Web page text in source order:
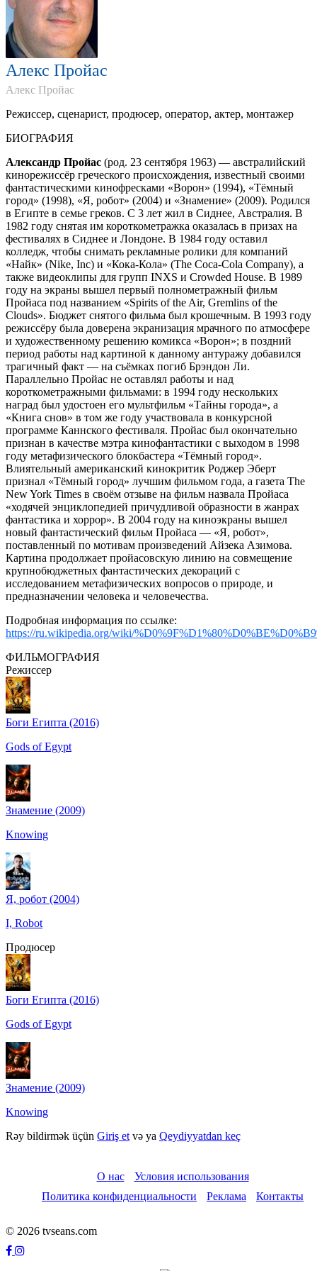
Алекс Пройас
Алекс Пройас
Режиссер, сценарист, продюсер, оператор, актер, монтажер
БИОГРАФИЯ
Александр Пройас (род. 23 сентября 1963) — австралийский
кинорежиссёр греческого происхождения, известный своими
фантастическими кинофресками «Ворон» (1994), «Тёмный
город» (1998), «Я, робот» (2004) и «Знамение» (2009). Родился
в Египте в семье греков. С 3 лет жил в Сиднее, Австралия. В
1982 году снятая им короткометражка оказалась в призах на
фестивалях в Сиднее и Лондоне. В 1984 году оставил
колледж, чтобы снимать рекламные ролики для компаний
«Найк» (Nike, Inc) и «Кока-Кола» (The Coca-Cola Company), а
также видеоклипы для групп INXS и Crowded House. В 1989
году на экраны вышел первый полнометражный фильм
Пройаса под названием «Spirits of the Air, Gremlins of the
Clouds». Бюджет снятого фильма был крошечным. В 1993 году
режиссёру была доверена экранизация мрачного по атмосфере
и художественному решению комикса «Ворон»; в поздний
период работы над картиной к данному антуражу добавился
трагичный факт — на съёмках погиб Брэндон Ли.
Параллельно Пройас не оставлял работы и над
короткометражными фильмами: в 1994 году нескольких
наград был удостоен его мультфильм «Тайны города», а
«Книга снов» в том же году участвовала в конкурсной
программе Каннского фестиваля. Пройас был окончательно
признан в качестве мэтра кинофантастики с выходом в 1998
году метафизического блокбастера «Тёмный город».
Влиятельный американский кинокритик Роджер Эберт
признал «Тёмный город» лучшим фильмом года, а газета The
New York Times в своём отзыве на фильм назвала Пройаса
«ходячей энциклопедией причудливой образности в жанрах
фантастика и хоррор». В 2004 году на киноэкраны вышел
новый фантастический фильм Пройаса — «Я, робот»,
поставленный по мотивам произведений Айзека Азимова.
Картина продолжает пройасовскую линию на совмещение
крупнобюджетных фантастических декораций с
исследованием метафизических вопросов о природе, и
предназначении человека и человечества.
Подробная информация по ссылке:
https://ru.wikipedia.org/wiki/
ФИЛЬМОГРАФИЯ
Режиссер
Боги Египта (2016)
Gods of Egypt
Знамение (2009)
Knowing
Я, робот (2004)
I, Robot
Продюсер
Боги Египта (2016)
Gods of Egypt
Знамение (2009)
Knowing
Rəy bildirmək üçün Giriş et və ya Qeydiyyatdan keç
О нас
Условия использования
Политика конфиденциальности
Реклама Контакты
© 2026 tvseans.com